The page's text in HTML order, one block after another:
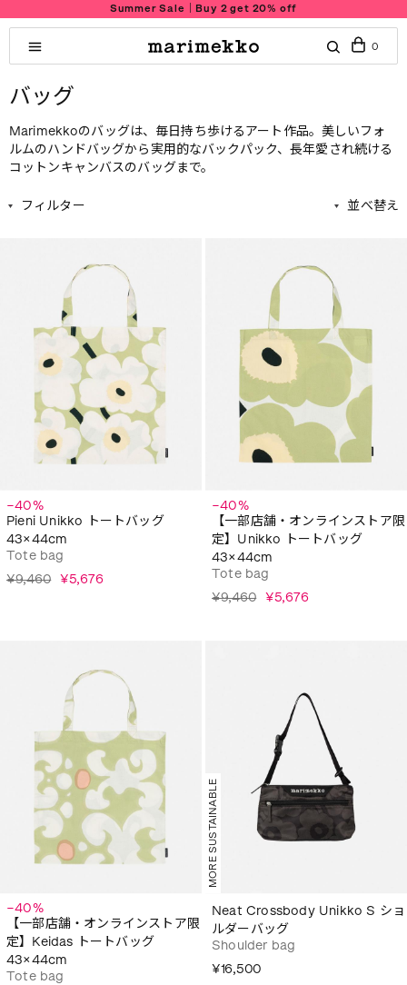
Sale｜Buy 2 get 20% off
0
バッグ
Marimekkoのバッグは、毎日持ち歩けるアート作品。美しいフォ
ルムのハンドバッグから実用的なバックパック、長年愛され続ける
コットンキャンバスのバッグまで。
フィルター 並べ替え
−40%
Pieni Unikko トートバッグ
43×44cm
Tote bag
¥9,460 ¥5,676
−40%
【一部店舗・オンラインストア限
定】Unikko トートバッグ
43×44cm
Tote bag
¥9,460 ¥5,676
−40%
【一部店舗・オンラインストア限
定】Keidas トートバッグ
43×44cm
Tote bag
MORE SUSTAINABLE
Neat Crossbody Unikko S ショ
ルダーバッグ
Shoulder bag
¥16,500